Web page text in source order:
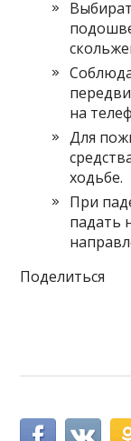
на
Для
ходьбе.
При
падать
Поделиться